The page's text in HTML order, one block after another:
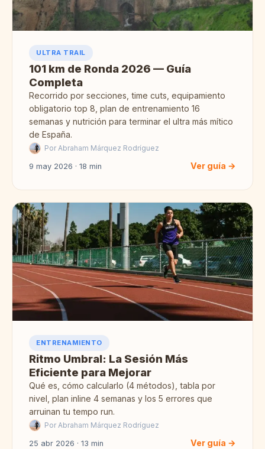
ULTRA TRAIL
101 km de Ronda 2026 — Guía
Completa
Recorrido por secciones, time cuts, equipamiento
obligatorio top 8, plan de entrenamiento 16
semanas y nutrición para terminar el ultra más mítico
de España.
Por Abraham Márquez Rodríguez
9 may 2026 · 18 min Ver guía →
ENTRENAMIENTO
Ritmo Umbral: La Sesión Más
Eficiente para Mejorar
Qué es, cómo calcularlo (4 métodos), tabla por
nivel, plan inline 4 semanas y los 5 errores que
arruinan tu tempo run.
Por Abraham Márquez Rodríguez
25 abr 2026 · 13 min Ver guía →